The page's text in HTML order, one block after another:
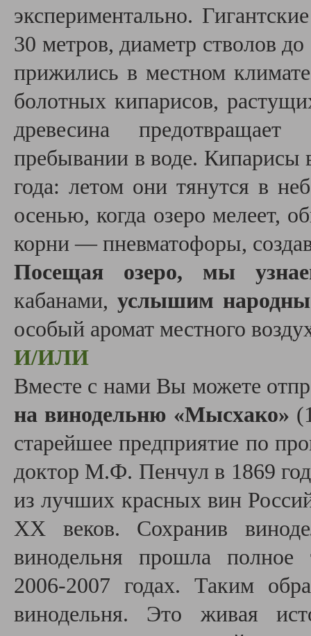
экспериментально.
30 метров, диаметр стволов
прижились в местном
болотных кипарисов,
древесина
пребывании в воде. Кипарисы
года: летом они тянутся в
осенью, когда озеро мелеет,
корни — пневматофоры,
Посещая озеро, мы
кабанами, услышим
особый аромат местного
И/ИЛИ
Вместе с нами Вы можете
на винодельню «Мысхако»
старейшее предприятие по
доктор М.Ф. Пенчул в 1869
из лучших красных вин
ХХ веков. Сохранив
винодельня прошла полное
2006-2007 годах. Таким
винодельня. Это живая